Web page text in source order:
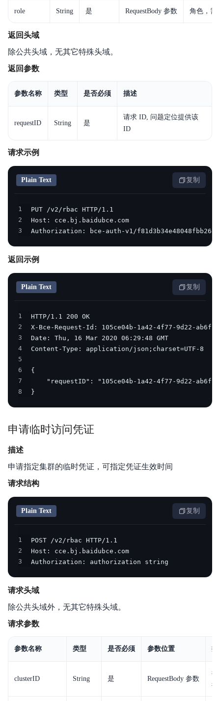
role String 是 RequestBody 参数 角色，需
返回头域
除公共头域，无其它特殊头域。
返回参数
参数名称 类型 是否必须 描述
requestID String 是
请求 ID, 问题定位提供该
ID
请求示例
Plain Text 复制
1
2
3
Authorization: bce-auth-v1/
返回示例
Plain Text 复制
1
2
3
4
5
6
7
8
}
申请临时访问凭证
描述
申请指定集群的临时凭证，可指定凭证生效时间
请求结构
Plain Text 复制
1
2
3
Authorization: authorization string
请求头域
除公共头域外，无其它特殊头域。
请求参数
参数名称 类型 是否必须 参数位置 描
clusterID String 是 RequestBody 参数
待
授